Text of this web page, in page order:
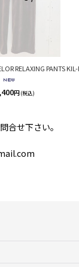
RELAXING PANTS
円(税込)
合せ下さい。